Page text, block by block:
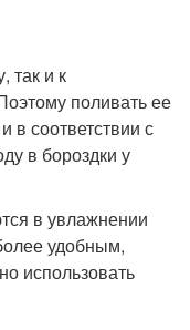
так и к
поливать ее
в соответствии с
в бороздки у
в увлажнении
удобным,
использовать